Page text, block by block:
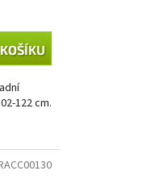
122 cm.